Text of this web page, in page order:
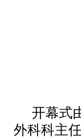
开幕式
外科科主